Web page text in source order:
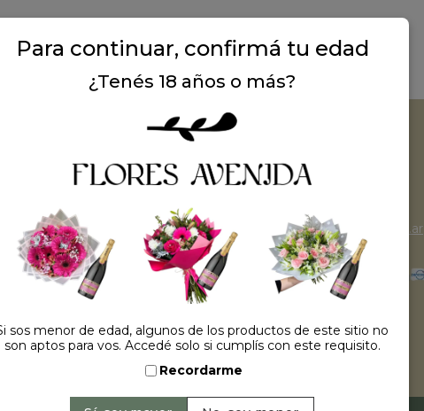
nuevo
DONDE ESTAMOS
Ubicación: Argentina
contacto@floresavenida.com.ar
Para continuar, confirmá tu edad
¿Tenés 18 años o más?
sos menor de edad, algunos de los productos de este sitio no
son aptos para vos. Accedé solo si cumplís con este requisito.
Recordarme